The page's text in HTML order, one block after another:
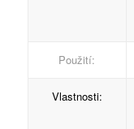
Použití:
Vlastnosti: